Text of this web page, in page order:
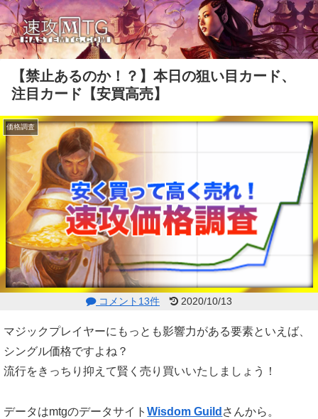
【禁止あるのか！？】本日の狙い目カード、
注目カード【安買高売】
価格調査
コメント13件 2020/10/13
マジックプレイヤーにもっとも影響力がある要素といえば、
シングル価格ですよね？
流行をきっちり抑えて賢く売り買いいたしましょう！
データはmtgのデータサイトWisdom Guild さんから。